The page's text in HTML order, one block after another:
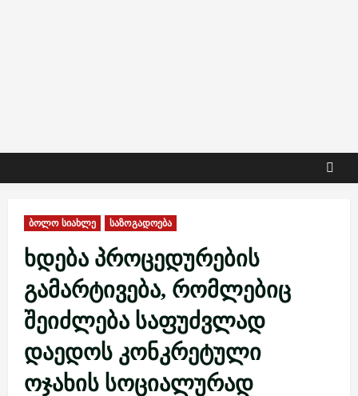
ბოლო სიახლე საზოგადოება
ხდება პროცედურების
გამარტივება, რომლებიც
შეიძლება საფუძვლად
დაედოს კონკრეტული
ოჯახის სოციალურად